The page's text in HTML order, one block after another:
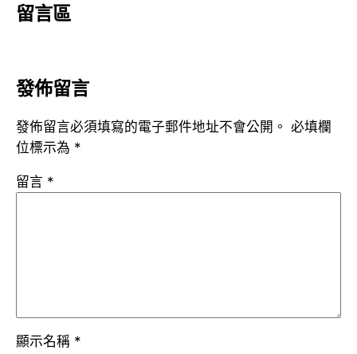
留言區
發佈留言
發佈留言必須填寫的電子郵件地址不會公開。 必填欄
位標示為 *
留言 *
顯示名稱 *